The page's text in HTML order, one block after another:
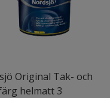
Original Tak- och
helmatt 3